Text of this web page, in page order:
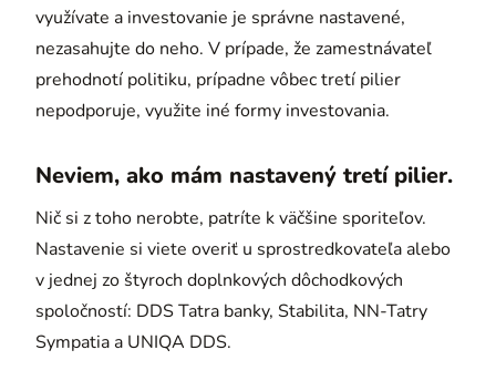
využívate a investovanie je správne nastavené,
nezasahujte do neho. V prípade, že zamestnávateľ
prehodnotí politiku, prípadne vôbec tretí pilier
nepodporuje, využite iné formy investovania.
Neviem, ako mám nastavený tretí pilier.
Nič si z toho nerobte, patríte k väčšine sporiteľov.
Nastavenie si viete overiť u sprostredkovateľa alebo
v jednej zo štyroch doplnkových dôchodkových
spoločností: DDS Tatra banky, Stabilita, NN-Tatry
Sympatia a UNIQA DDS.